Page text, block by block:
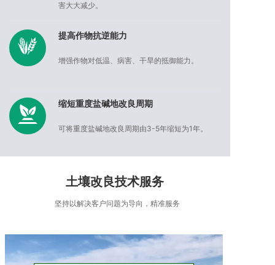
害大大减少。
提高作物抗逆能力
增强作物对低温、病害、干旱的抵御能力。
缩短重度盐碱地改良周期
可将重度盐碱地改良周期由3-5年缩短为1年。
土壤改良技术服务
坚持以解决客户问题为导向，精准服务